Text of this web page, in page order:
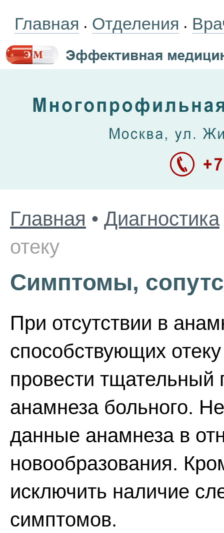
Главная • Отделения •
Главная • Диагностика
отеку
Симптомы,
При отсутствии в
способствующих
провести
анамнеза больного.
данные анамнеза в
новообразования.
исключить наличие
симптомов.